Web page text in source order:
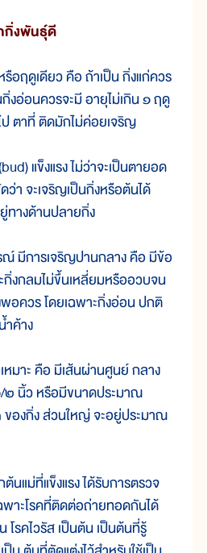
กิ่งพันธุ์ดี
ฤดูเดียว คือ ถ้าเป็น กิ่งแก่ควร
งอ่อนควรจะมี อายุไม่เกิน ๑ ฤดู
ป ตาที่ ติดมักไม่ค่อยเจริญ
แข็งแรง ไม่ว่าจะเป็นตายอด
ว่า จะเจริญเป็นกิ่งหรือต้นได้
ทางด้านปลายกิ่ง
การเจริญปานกลาง คือ มีข้อ
กิ่งกลมไม่ขึ้นเหลี่ยมหรืออวบจน
อควร โดยเฉพาะกิ่งอ่อน ปกติ
ำค้าง
ะ คือ มีเส้นผ่านศูนย์ กลาง
นิ้ว หรือมีขนาดประมาณ
องกิ่ง ส่วนใหญ่ จะอยู่ประมาณ
ม่ที่แข็งแรง ได้รับการตรวจ
พาะโรคที่ติดต่อถ่ายทอดกันได้
โรคไวรัส เป็นต้น เป็นต้นที่รู้